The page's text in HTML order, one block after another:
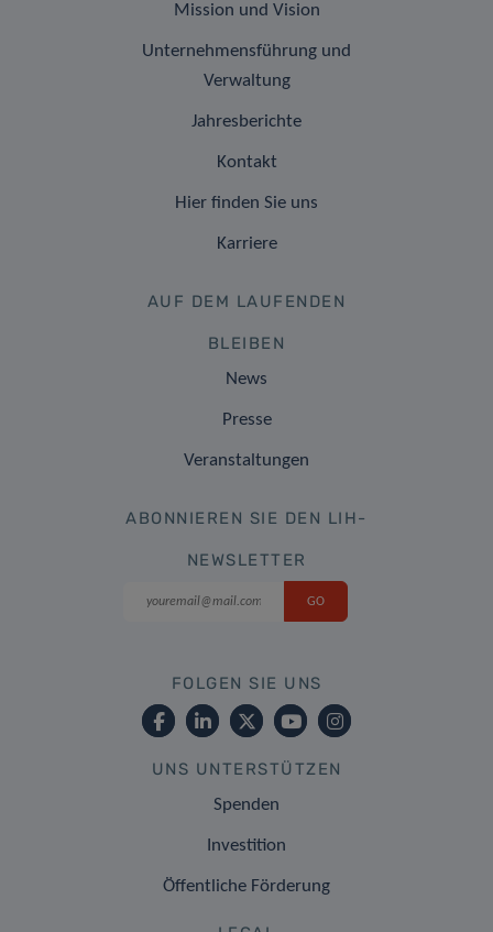
Mission und Vision
Unternehmensführung und
Verwaltung
Jahresberichte
Kontakt
Hier finden Sie uns
Karriere
AUF DEM LAUFENDEN
BLEIBEN
News
Presse
Veranstaltungen
ABONNIEREN SIE DEN LIH-
NEWSLETTER
FOLGEN SIE UNS
UNS UNTERSTÜTZEN
Spenden
Investition
Öffentliche Förderung